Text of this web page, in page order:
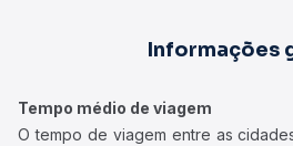
Informações
Tempo médio de viagem
O tempo de viagem entre as